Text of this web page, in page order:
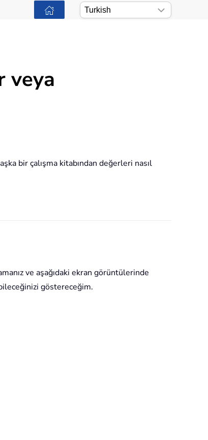
veya
bir çalışma kitabından değerleri nasıl
ve aşağıdaki ekran görüntülerinde
göstereceğim.